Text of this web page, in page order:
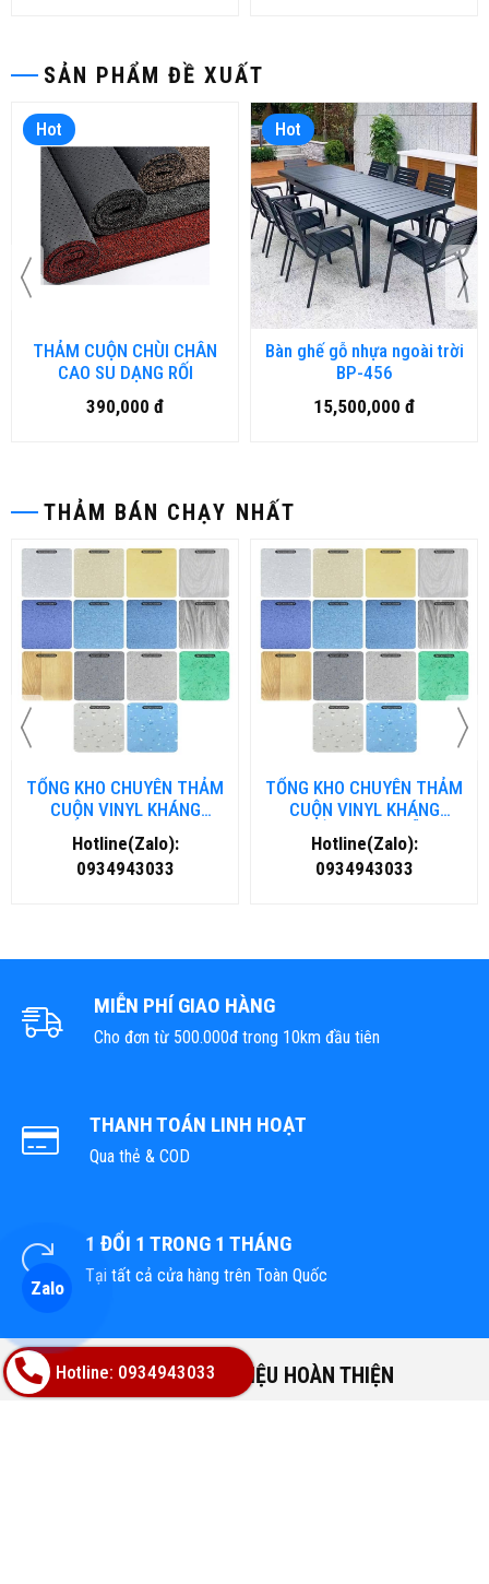
SẢN PHẨM ĐỀ XUẤT
Hot
THẢM CUỘN CHÙI CHÂN
CAO SU DẠNG RỐI
390,000 đ
Hot
Bàn ghế gỗ nhựa ngoài trời
BP-456
15,500,000 đ
THẢM BÁN CHẠY NHẤT
TỔNG KHO CHUYÊN THẢM
CUỘN VINYL KHÁNG
KHUẨN TẠI NHA TRANG
Hotline(Zalo):
0934943033
TỔNG KHO CHUYÊN THẢM
CUỘN VINYL KHÁNG
KHUẨN TẠI ĐÀ NẴNG
Hotline(Zalo):
0934943033
MIỄN PHÍ GIAO HÀNG
Cho đơn từ 500.000đ trong 10km đầu tiên
THANH TOÁN LINH HOẠT
Qua thẻ & COD
1 ĐỔI 1 TRONG 1 THÁNG
Tại tất cả cửa hàng trên Toàn Quốc
TỔNG KHO VẬT LIỆU HOÀN THIỆN
Hotline: 0934943033
Zalo